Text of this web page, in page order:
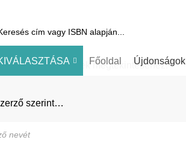
Főoldal Újdonságok
szerint…
bejegyzések megtekintéséhez.